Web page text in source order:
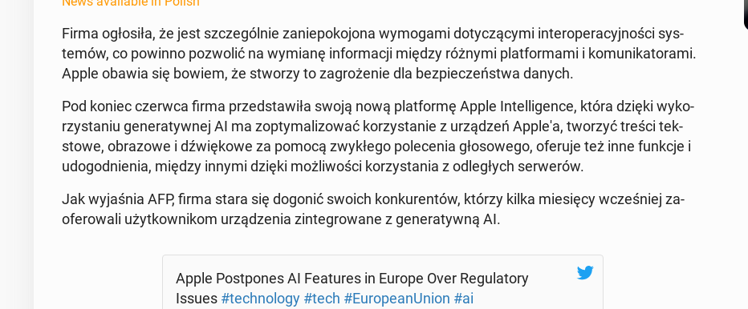
Firma ogłosiła, że jest szczegól­nie zaniepoko­jona wymoga­mi doty­czą­cy­mi in­ter­op­er­a­cyjnoś­ci sys­
temów, co powinno poz­wolić na wymianę in­for­ma­cji między różnymi plat­for­ma­mi i ko­mu­nika­tora­mi.
Apple obawia się bowiem, że stworzy to za­groże­nie dla bez­pieczeńst­wa danych.
Pod koniec czerwca firma przed­staw­iła swoją nową plat­for­mę Apple In­tel­li­gence, która dzięki wyko­
rzys­ta­niu gen­er­aty­wnej AI ma zop­ty­mal­i­zować ko­rzys­tanie z urządzeń Apple'a, tworzyć treści tek­
stowe, obra­zowe i dźwiękowe za pomocą zwykłego polece­nia głosowego, oferuje też inne funkcje i
udo­god­nienia, między innymi dzięki możli­woś­ci ko­rzys­ta­nia z odległych ser­w­erów.
Jak wy­jaś­nia AFP, firma stara się dogonić swoich konkuren­tów, którzy kilka miesię­cy wcześniej za­
ofer­owali użytkown­ikom urządzenia zin­te­growane z gen­er­aty­wną AI.
Apple Post­pones AI Fea­tures in Europe Over Reg­u­la­to­ry
Issues #tech­nol­o­gy #tech #Eu­ro­pea­nUnion #ai